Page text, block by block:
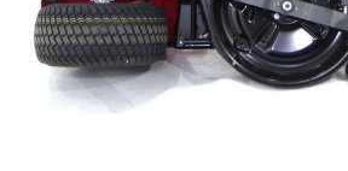
More than chef
MOSA
MOVA